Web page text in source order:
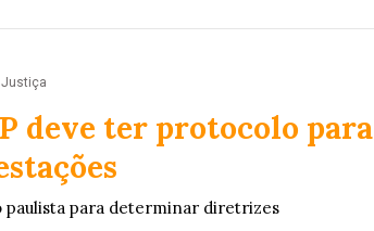
Justiça
deve ter protocolo para
paulista para determinar diretrizes